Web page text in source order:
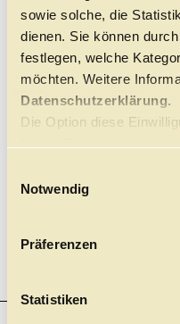
sowie solche, die
dienen. Sie können
festlegen, welche
möchten. Weitere
Datenschutzerklärung.
Die Option diese
l
Notwendig
Präferenzen
Statistiken
Führungen
Ab 1 Jahre
Langtext über Admin7 de